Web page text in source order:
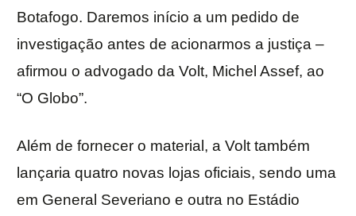
Botafogo. Daremos início a um pedido de
investigação antes de acionarmos a justiça –
afirmou o advogado da Volt, Michel Assef, ao
“O Globo”.
Além de fornecer o material, a Volt também
lançaria quatro novas lojas oficiais, sendo uma
em General Severiano e outra no Estádio